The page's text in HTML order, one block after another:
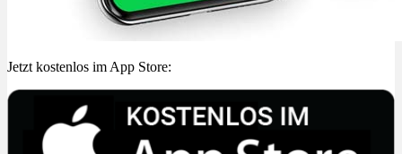
Jetzt kostenlos im App Store: